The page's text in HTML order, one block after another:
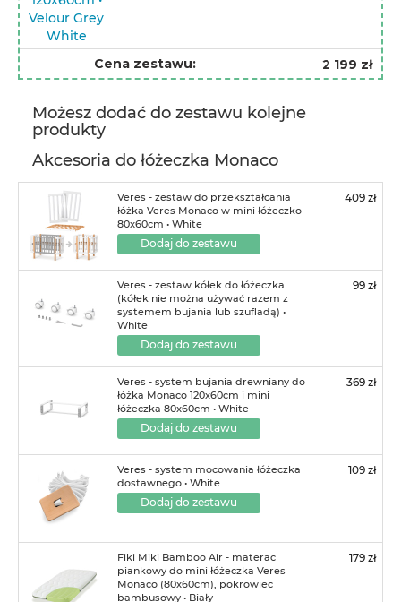
Cena zestawu: 2 199 zł
Możesz dodać do zestawu kolejne
produkty
Akcesoria do łóżeczka Monaco
Veres - zestaw do przekształcania
łóżka Veres Monaco w mini łóżeczko
80x60cm • White
Dodaj do zestawu
409 zł
Veres - zestaw kółek do łóżeczka
(kółek nie można używać razem z
systemem bujania lub szufladą) •
White
Dodaj do zestawu
99 zł
Veres - system bujania drewniany do
łóżka Monaco 120x60cm i mini
łóżeczka 80x60cm • White
Dodaj do zestawu
369 zł
Veres - system mocowania łóżeczka
dostawnego • White
Dodaj do zestawu
109 zł
Fiki Miki Bamboo Air - materac
piankowy do mini łóżeczka Veres
Monaco (80x60cm), pokrowiec
bambusowy • Biały
179 zł